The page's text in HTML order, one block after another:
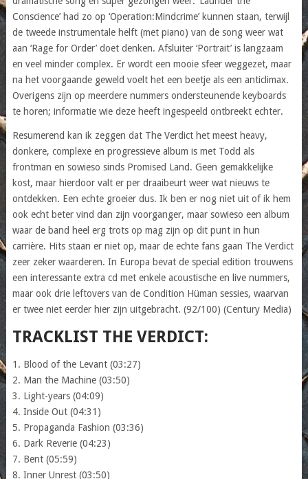
Conscience’ had zo op ‘Operation:Mindcrime’ kunnen staan, terwijl
de tweede instrumentale helft (met piano) van de song weer wat
aan ‘Rage for Order’ doet denken. Afsluiter ‘Portrait’ is langzaam
en veel minder complex. Er wordt een mooie sfeer weggezet, maar
na het voorgaande geweld voelt het een beetje als een anticlimax.
Overigens zijn op meerdere nummers ondersteunende keyboards
te horen; informatie wie deze heeft ingespeeld ontbreekt echter.
Resumerend kan ik zeggen dat The Verdict het meest heavy,
donkere, complexe en progressieve album is met Todd als
frontman en sowieso sinds Promised Land. Geen gemakkelijke
kost, maar hierdoor valt er per draaibeurt weer wat nieuws te
ontdekken. Een echte groeier dus. Ik ben er nog niet uit of ik hem
ook echt beter vind dan zijn voorganger, maar sowieso een album
waar de band heel erg trots op mag zijn op dit punt in hun
carrière. Hits staan er niet op, maar de echte fans gaan The Verdict
zeer zeker waarderen. In Europa bevat de special edition trouwens
een interessante extra cd met enkele acoustische en live nummers,
maar ook drie leftovers van de Condition Hüman sessies, waarvan
er twee niet eerder hier zijn uitgebracht. (92/100) (Century Media)
TRACKLIST THE VERDICT:
1. Blood of the Levant (03:27)
2. Man the Machine (03:50)
3. Light-years (04:09)
4. Inside Out (04:31)
5. Propaganda Fashion (03:36)
6. Dark Reverie (04:23)
7. Bent (05:59)
8. Inner Unrest (03:50)